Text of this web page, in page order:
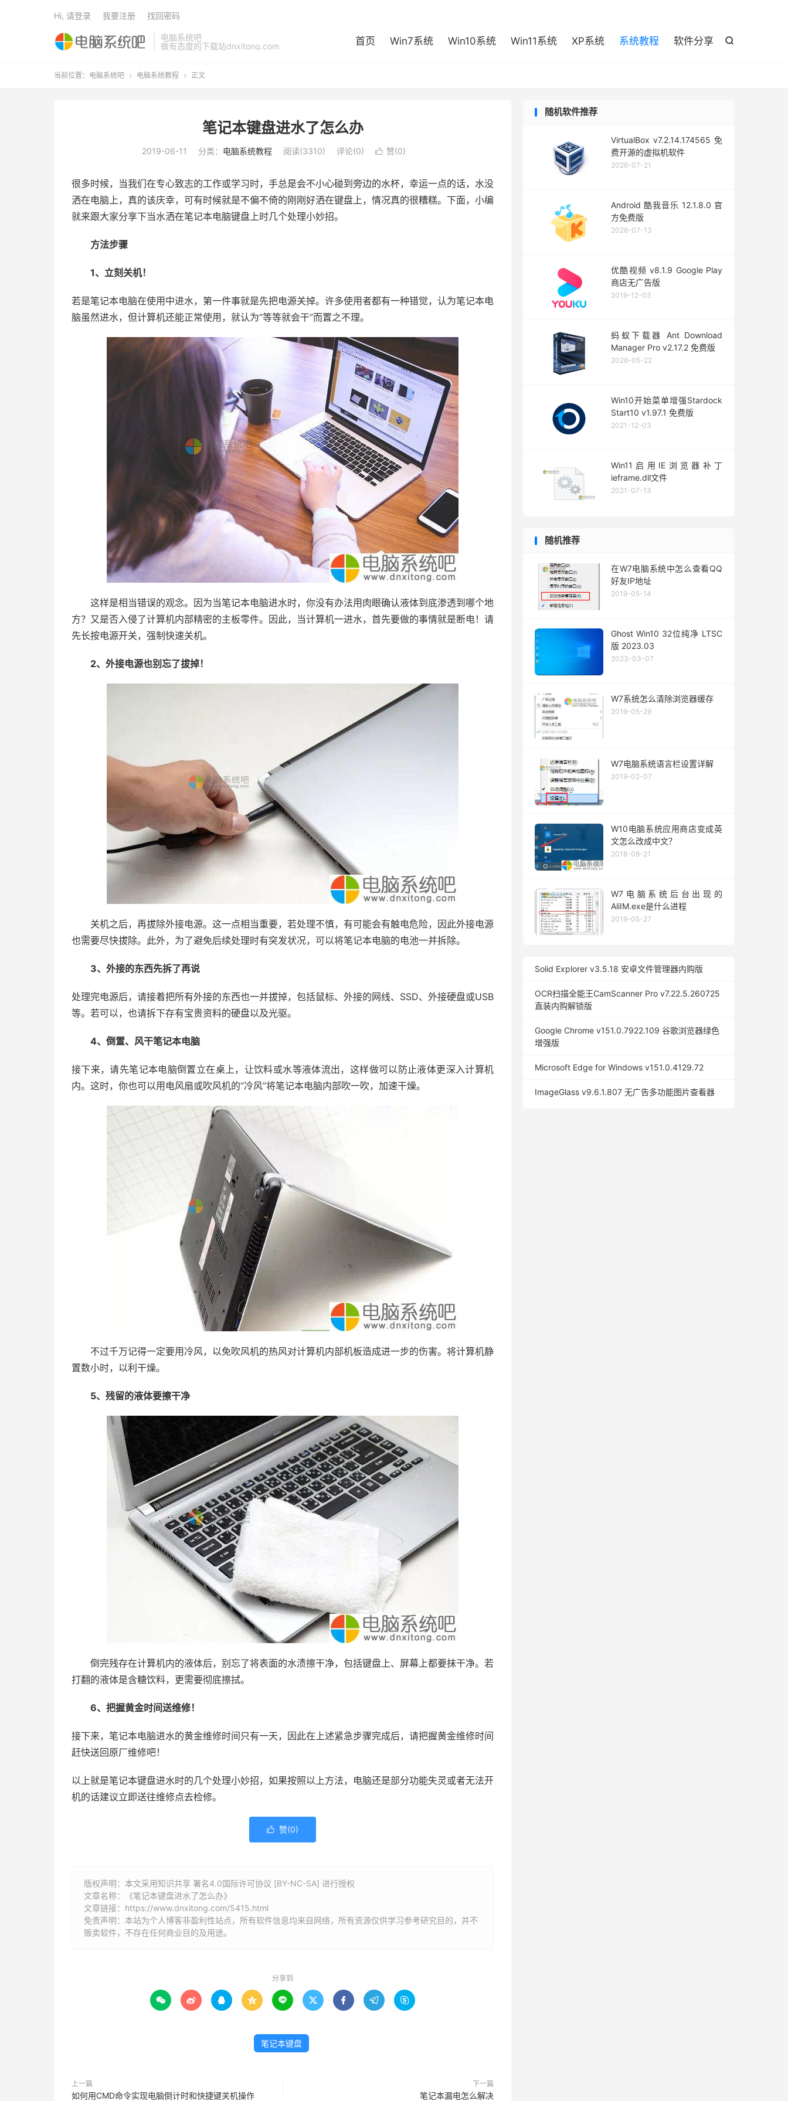
电脑系统吧
做有态度的下载站dnxitong.com

首页 Win7系统 Win10系统 Win11系统 XP系统 系统教程 软件分享
Hi, 请登录 我要注册 找回密码
当前位置： 电脑系统吧  电脑系统教程  正文
笔记本键盘进水了怎么办
2019-06-11 分类： 电脑系统教程 阅读(3310) 评论(0)  赞(0)
很多时候，当我们在专心致志的工作或学习时，手总是会不小心碰到旁边的水杯，幸运一点的话，水没
洒在电脑上，真的该庆幸，可有时候就是不偏不倚的刚刚好洒在键盘上，情况真的很糟糕。下面，小编
就来跟大家分享下当水洒在笔记本电脑键盘上时几个处理小妙招。
方法步骤
1、立刻关机！
若是笔记本电脑在使用中进水，第一件事就是先把电源关掉。许多使用者都有一种错觉，认为笔记本电
脑虽然进水，但计算机还能正常使用，就认为“等等就会干”而置之不理。
这样是相当错误的观念。因为当笔记本电脑进水时，你没有办法用肉眼确认液体到底渗透到哪个地
方？又是否入侵了计算机内部精密的主板零件。因此，当计算机一进水，首先要做的事情就是断电！请
先长按电源开关，强制快速关机。
2、外接电源也别忘了拔掉！
关机之后，再拔除外接电源。这一点相当重要，若处理不慎，有可能会有触电危险，因此外接电源
也需要尽快拔除。此外，为了避免后续处理时有突发状况，可以将笔记本电脑的电池一并拆除。
3、外接的东西先拆了再说
处理完电源后，请接着把所有外接的东西也一并拔掉，包括鼠标、外接的网线、SSD、外接硬盘或USB
等。若可以，也请拆下存有宝贵资料的硬盘以及光驱。
4、倒置、风干笔记本电脑
接下来，请先笔记本电脑倒置立在桌上，让饮料或水等液体流出，这样做可以防止液体更深入计算机
内。这时，你也可以用电风扇或吹风机的“冷风”将笔记本电脑内部吹一吹，加速干燥。
不过千万记得一定要用冷风，以免吹风机的热风对计算机内部机板造成进一步的伤害。将计算机静
置数小时，以利干燥。
5、残留的液体要擦干净
倒完残存在计算机内的液体后，别忘了将表面的水渍擦干净，包括键盘上、屏幕上都要抹干净。若
打翻的液体是含糖饮料，更需要彻底擦拭。
6、把握黄金时间送维修！
接下来，笔记本电脑进水的黄金维修时间只有一天，因此在上述紧急步骤完成后，请把握黄金维修时间
赶快送回原厂维修吧！
以上就是笔记本键盘进水时的几个处理小妙招，如果按照以上方法，电脑还是部分功能失灵或者无法开
机的话建议立即送往维修点去检修。
 赞(0)
版权声明：本文采用知识共享 署名4.0国际许可协议 [BY-NC-SA] 进行授权
文章名称：《笔记本键盘进水了怎么办》
文章链接： https://www.dnxitong.com/5415.html
免责声明：本站为个人博客非盈利性站点，所有软件信息均来自网络，所有资源仅供学习参考研究目的，并不
贩卖软件，不存在任何商业目的及用途。
分享到
        
笔记本键盘
上一篇
如何用CMD命令实现电脑倒计时和快捷键关机操作
下一篇
笔记本漏电怎么解决
随机软件推荐
VirtualBox v7.2.14.174565 免
费开源的虚拟机软件
2026-07-21
Android 酷我音乐 12.1.8.0 官
方免费版
2026-07-13
优酷视频 v8.1.9 Google Play
商店无广告版
2019-12-03
蚂蚁下载器 Ant Download
Manager Pro v2.17.2 免费版
2026-05-22
Win10开始菜单增强Stardock
Start10 v1.97.1 免费版
2021-12-03
Win11启用IE浏览器补丁
ieframe.dll文件
2021-07-13
随机推荐
在W7电脑系统中怎么查看QQ
好友IP地址
2019-05-14
Ghost Win10 32位纯净 LTSC
版 2023.03
2023-03-07
W7系统怎么清除浏览器缓存
2019-05-29
W7电脑系统语言栏设置详解
2019-02-07
W10电脑系统应用商店变成英
文怎么改成中文？
2018-08-21
W7电脑系统后台出现的
AliIM.exe是什么进程
2019-05-27
Solid Explorer v3.5.18 安卓文件管理器内购版
OCR扫描全能王CamScanner Pro v7.22.5.260725
直装内购解锁版
Google Chrome v151.0.7922.109 谷歌浏览器绿色
增强版
Microsoft Edge for Windows v151.0.4129.72
ImageGlass v9.6.1.807 无广告多功能图片查看器